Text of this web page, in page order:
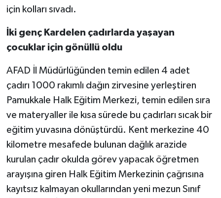
için kolları sıvadı.
İki genç Kardelen çadırlarda yaşayan
çocuklar için gönüllü oldu
AFAD İl Müdürlüğünden temin edilen 4 adet
çadırı 1000 rakımlı dağın zirvesine yerleştiren
Pamukkale Halk Eğitim Merkezi, temin edilen sıra
ve materyaller ile kısa sürede bu çadırları sıcak bir
eğitim yuvasına dönüştürdü. Kent merkezine 40
kilometre mesafede bulunan dağlık arazide
kurulan çadır okulda görev yapacak öğretmen
arayışına giren Halk Eğitim Merkezinin çağrısına
kayıtsız kalmayan okullarından yeni mezun Sınıf